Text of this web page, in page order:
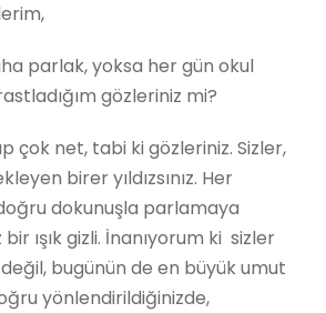
parlak, yoksa her gün okul
gözleriniz mi?
çok net, tabi ki gözleriniz. Sizler,
birer yıldızsınız. Her
dokunuşla parlamaya
ışık gizli. İnanıyorum ki sizler
bugünün de en büyük umut
yönlendirildiğinizde,